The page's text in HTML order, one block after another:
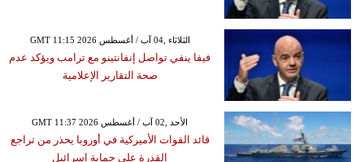
GMT 11:15 2026 الثلاثاء ,04 آب / أغسطس
فيفا ينفي تواصل إنفانتينو مع ترامب ويؤكد عدم
صحة التقارير الإعلامية
GMT 11:37 2026 الأحد ,02 آب / أغسطس
قائد القوات الأميركية في أوروبا يحذر من تراجع
القدرة على حماية إسرائيل